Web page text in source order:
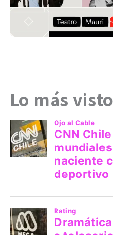
Lo más visto